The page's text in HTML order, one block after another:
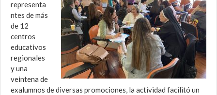
representa
ntes de más
de 12
centros
educativos
regionales
y una
veintena de
exalumnos de diversas promociones, la actividad facilitó un